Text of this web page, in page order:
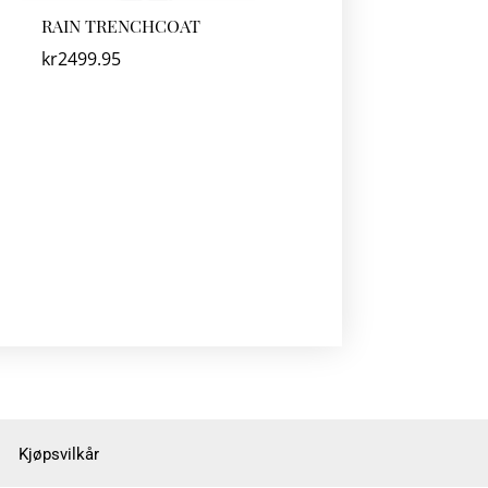
RAIN TRENCHCOAT
kr2499.95
Kjøpsvilkår